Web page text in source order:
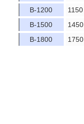
B-1200
1150
B-1500
1450
B-1800
1750